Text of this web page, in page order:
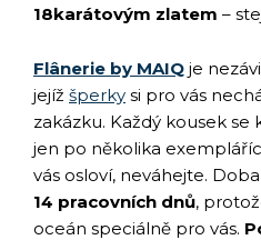
18karátovým zlatem –
Flânerie by MAIQ je
jejíž šperky si pro vás
zakázku. Každý kousek
jen po několika
vás osloví, neváhejte.
14 pracovních dnů,
oceán speciálně pro vás.